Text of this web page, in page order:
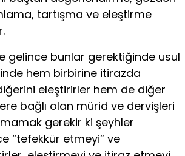
tartışma ve eleştirme
gelince bunlar gerektiğinde usul
hem birbirine itirazda
eleştirirler hem de diğer
bağlı olan mürid ve dervişleri
gerekir ki şeyhler
“tefekkür etmeyi” ve